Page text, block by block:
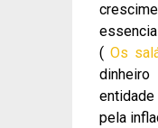
( Os
pela